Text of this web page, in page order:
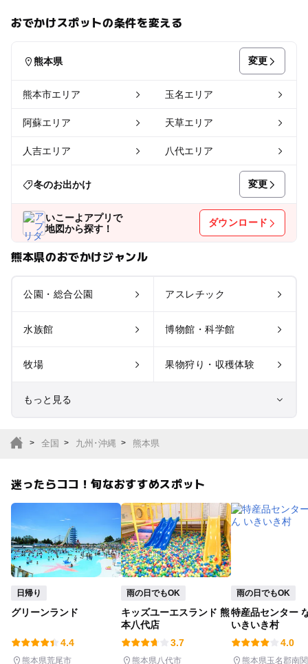
おでかけスポットの条件を変える
熊本県 変更
熊本市エリア 玉名エリア
阿蘇エリア 天草エリア
人吉エリア 八代エリア
冬のお出かけ 変更
いこーよアプリで
地図から探す！
ダウンロード
熊本県のおでかけジャンル
公園・総合公園 アスレチック
水族館 博物館・科学館
牧場 果物狩り・収穫体験
もっと見る
サファリパーク
植物園・フラワーパー
ク
キャンプ場 バーベキュー
釣り
潮干狩り 社会見学
全国 九州･沖縄 熊本県
迷ったらココ！旬なおすすめスポット
日帰り
グリーンランド
4.4
熊本県荒尾市
雨の日でもOK
キッズユーエスランド 熊
本八代店
3.7
熊本県八代市
雨の日でもOK
特産品センター
いきいき村
4.0
熊本県玉名郡南